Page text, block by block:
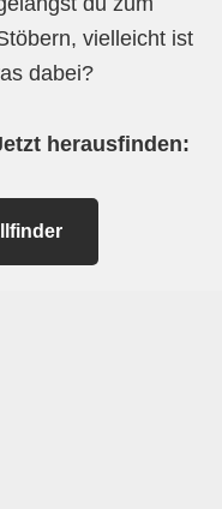
vielleicht ist
dabei?
herausfinden: